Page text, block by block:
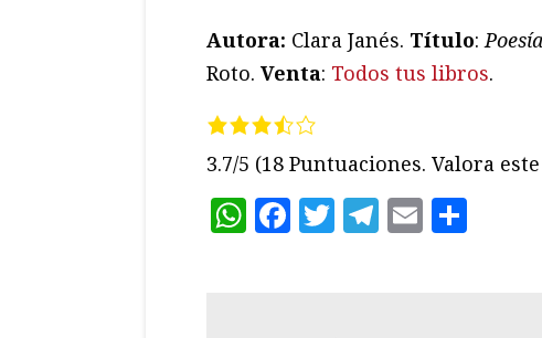
Autora: Clara Janés. Título:
Roto. Venta: Todos tus libros.
3.7/5 (18 Puntuaciones. Valora
WhatsApp
Facebook
Twitter
Telegram
Email